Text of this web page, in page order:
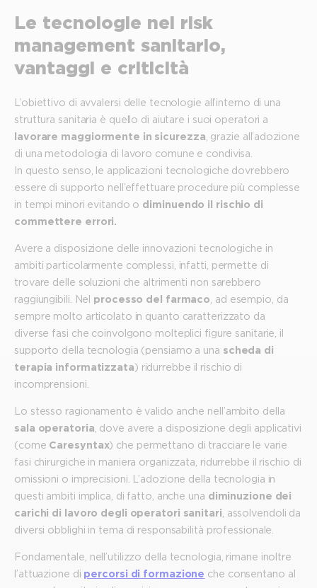
Le tecnologie nel risk
management sanitario,
vantaggi e criticità
L’obiettivo di avvalersi delle tecnologie all’interno di una
struttura sanitaria è quello di aiutare i suoi operatori a
lavorare maggiormente in sicurezza , grazie all’adozione
di una metodologia di lavoro comune e condivisa.
In questo senso, le applicazioni tecnologiche dovrebbero
essere di supporto nell’effettuare procedure più complesse
in tempi minori evitando o diminuendo il rischio di
commettere errori.
Avere a disposizione delle innovazioni tecnologiche in
ambiti particolarmente complessi, infatti, permette di
trovare delle soluzioni che altrimenti non sarebbero
raggiungibili. Nel processo del farmaco , ad esempio, da
sempre molto articolato in quanto caratterizzato da
diverse fasi che coinvolgono molteplici figure sanitarie, il
supporto della tecnologia (pensiamo a una scheda di
terapia informatizzata) ridurrebbe il rischio di
incomprensioni.
Lo stesso ragionamento è valido anche nell’ambito della
sala operatoria , dove avere a disposizione degli applicativi
(come Caresyntax) che permettano di tracciare le varie
fasi chirurgiche in maniera organizzata, ridurrebbe il rischio di
omissioni o imprecisioni. L’adozione della tecnologia in
questi ambiti implica, di fatto, anche una diminuzione dei
carichi di lavoro degli operatori sanitari , assolvendoli da
diversi obblighi in tema di responsabilità professionale.
Fondamentale, nell’utilizzo della tecnologia, rimane inoltre
l’attuazione di percorsi di formazione che consentano al